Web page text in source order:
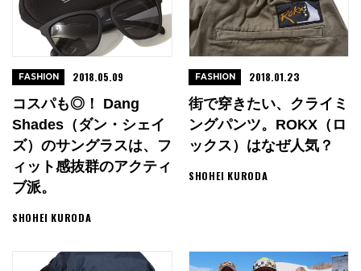
コスパも◎！ Dang
Shades（ダン・シェイ
ズ）のサングラスは、フ
ィット感抜群のアクティ
ブ派。
SHOHEI KURODA
FASHION 2018.05.09
街で穿きたい、クライミ
ングパンツ。ROKX（ロ
ックス）はなぜ人気？
SHOHEI KURODA
FASHION 2018.01.23